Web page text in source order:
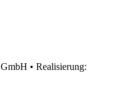
• Realisierung: